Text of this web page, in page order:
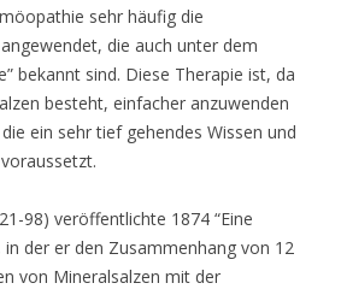
sehr häufig die
die auch unter dem
bekannt sind. Diese Therapie ist, da
besteht, einfacher anzuwenden
ein sehr tief gehendes Wissen und
98) veröffentlichte 1874 “Eine
in der er den Zusammenhang von 12
von Mineralsalzen mit der